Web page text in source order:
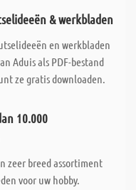
& werkbladen
en werkbladen
Aduis als PDF-bestand
ze gratis downloaden.
10.000
zeer breed assortiment
voor uw hobby.